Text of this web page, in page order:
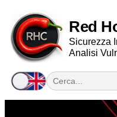
Red
Sicurezza
Analisi